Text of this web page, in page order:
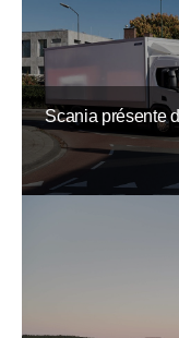
Scania présente